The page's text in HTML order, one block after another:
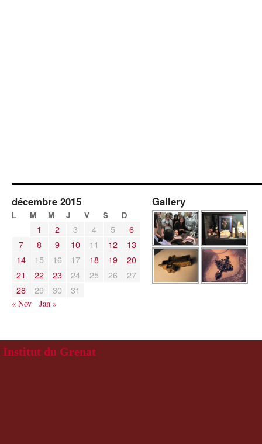
décembre 2015
L M M J V S D
1 2 3 4 5
6
7
8 9 10 11 12
13
14
15 16 17 18 19
20
21
22 23 24 25 26
27
28
29 30 31
« Nov Jan »
Gallery
Institut du Grenat